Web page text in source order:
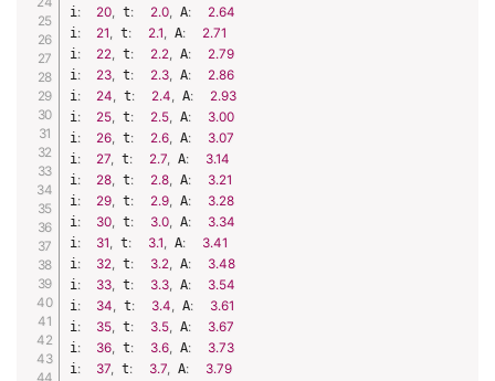
i : 20 t: 2.0 A:
2.64
i : 21 t: 2.1 A:
2.71
i : 22 t: 2.2 A:
2.79
i : 23 t: 2.3 A:
2.86
i : 24 t: 2.4 A:
2.93
i : 25 t: 2.5 A:
3.00
i : 26 t: 2.6 A:
3.07
i : 27 t: 2.7 A:
3.14
i : 28 t: 2.8 A:
3.21
i : 29 t: 2.9 A:
3.28
i : 30 t: 3.0 A:
3.34
i : 31 t: 3.1 A:
3.41
i : 32 t: 3.2 A:
3.48
i : 33 t: 3.3 A:
3.54
i : 34 t: 3.4 A:
3.61
i : 35 t: 3.5 A:
3.67
i : 36 t: 3.6 A:
3.73
i : 37 t: 3.7 A:
3.79